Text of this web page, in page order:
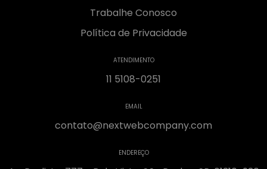
Trabalhe Conosco
Política de Privacidade
ATENDIMENTO
11 5108-0251
EMAIL
contato@nextwebcompany.com
ENDEREÇO